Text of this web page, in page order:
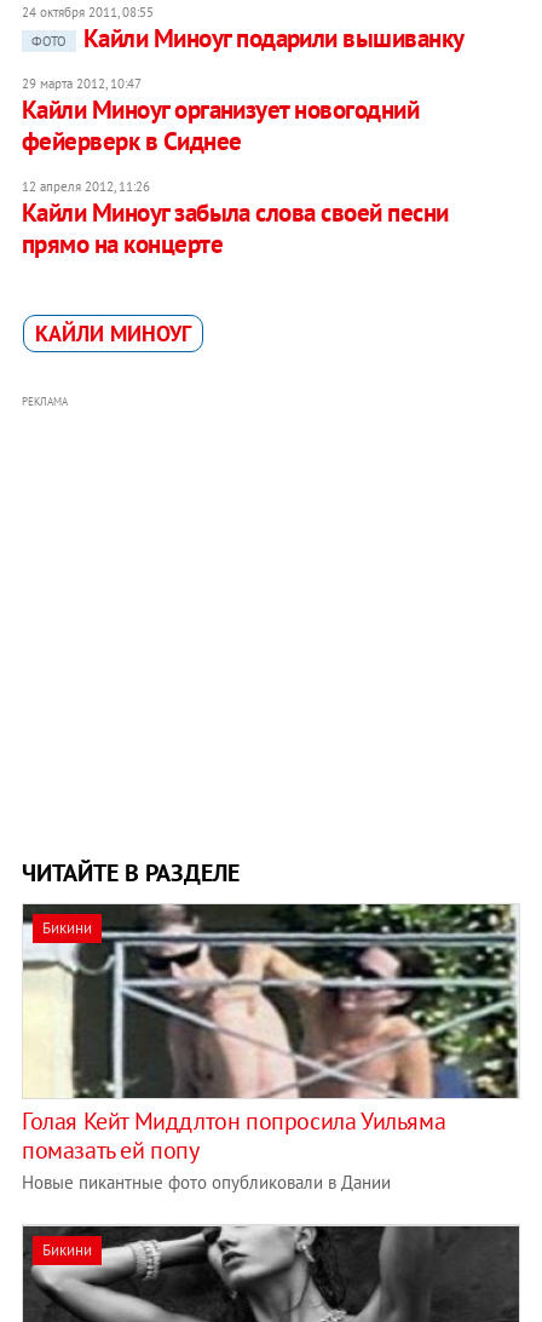
24 октября 2011, 08:55
ФОТО
Кайли Миноуг подарили вышиванку
29 марта 2012, 10:47
Кайли Миноуг организует новогодний
фейерверк в Сиднее
12 апреля 2012, 11:26
Кайли Миноуг забыла слова своей песни
прямо на концерте
КАЙЛИ МИНОУГ
РЕКЛАМА
ЧИТАЙТЕ В РАЗДЕЛЕ
Бикини
Голая Кейт Миддлтон попросила Уильяма
помазать ей попу
Новые пикантные фото опубликовали в Дании
Бикини